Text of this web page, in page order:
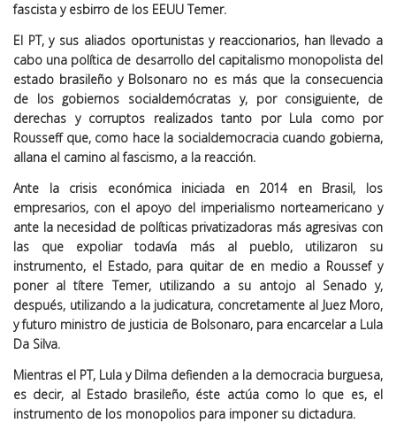
fascista y esbirro de los EEUU Temer.
El PT, y sus aliados oportunistas y reaccionarios, han llevado a
cabo una política de desarrollo del capitalismo monopolista del
estado brasileño y Bolsonaro no es más que la consecuencia
de los gobiernos socialdemócratas y, por consiguiente, de
derechas y corruptos realizados tanto por Lula como por
Rousseff que, como hace la socialdemocracia cuando gobierna,
allana el camino al fascismo, a la reacción.
Ante la crisis económica iniciada en 2014 en Brasil, los
empresarios, con el apoyo del imperialismo norteamericano y
ante la necesidad de políticas privatizadoras más agresivas con
las que expoliar todavía más al pueblo, utilizaron su
instrumento, el Estado, para quitar de en medio a Roussef y
poner al títere Temer, utilizando a su antojo al Senado y,
después, utilizando a la judicatura, concretamente al Juez Moro,
y futuro ministro de justicia de Bolsonaro, para encarcelar a Lula
Da Silva.
Mientras el PT, Lula y Dilma defienden a la democracia burguesa,
es decir, al Estado brasileño, éste actúa como lo que es, el
instrumento de los monopolios para imponer su dictadura.